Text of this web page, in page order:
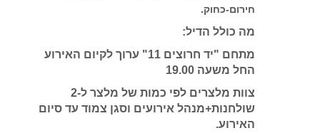
חירום-כחוק.
מה כולל הדיל:
מתחם "יד חרוצים 11" ערוך לקיום האירוע
החל משעה 19.00
צוות מלצרים לפי כמות של מלצר ל-2
שולחנות+מנהל אירועים וסגן צמוד עד סיום
האירוע.